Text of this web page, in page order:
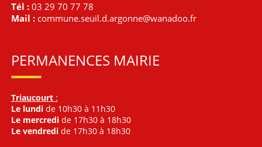
Tél : 03 29 70 77 78
Mail : commune.seuil.d.argonne@wanadoo.fr
PERMANENCES MAIRIE
Triaucourt:
Le lundi de 10h30 à 11h30
Le mercredi de 17h30 à 18h30
Le vendredi de 17h30 à 18h30